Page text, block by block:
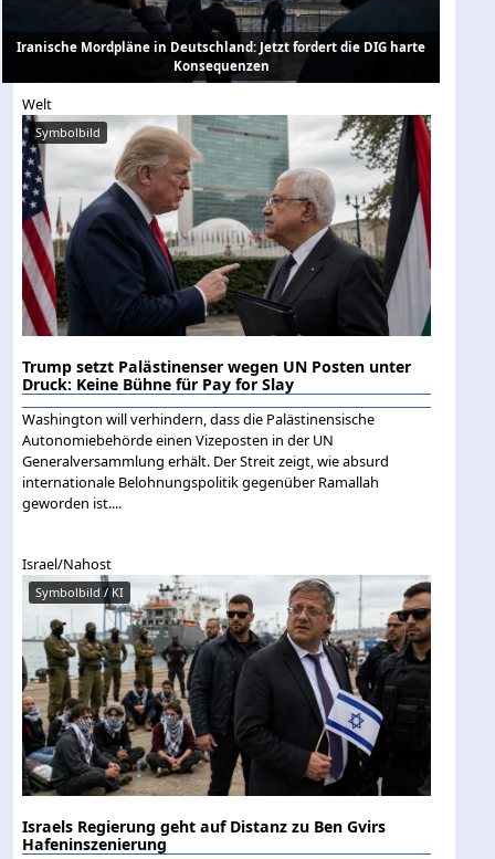
Iranische Mordpläne in Deutschland: Jetzt fordert die DIG harte
Konsequenzen
Welt
Symbolbild
Trump setzt Palästinenser wegen UN Posten unter
Druck: Keine Bühne für Pay for Slay
Washington will verhindern, dass die Palästinensische
Autonomiebehörde einen Vizeposten in der UN
Generalversammlung erhält. Der Streit zeigt, wie absurd
internationale Belohnungspolitik gegenüber Ramallah
geworden ist....
Israel/Nahost
Symbolbild / KI
Israels Regierung geht auf Distanz zu Ben Gvirs
Hafeninszenierung